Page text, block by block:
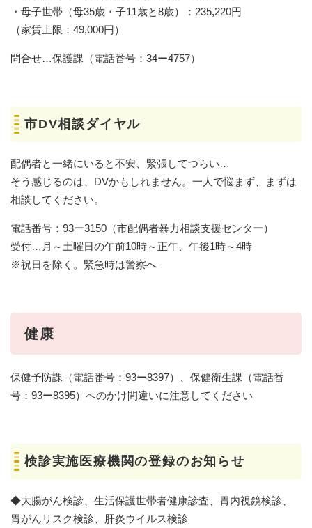
・母子世帯（母35歳・子11歳と8歳）：235,220円
（家賃上限：49,000円）
問合せ…保護課（電話番号：34ー4757）
市DV相談ダイヤル
配偶者と一緒にいると不安、緊張してつらい…
そう感じるのは、DVかもしれません。一人で悩まず、まずは
相談してください。
電話番号：93ー3150（市配偶者暴力相談支援センター）
受付…月～土曜日の午前10時～正午、午後1時～4時
※祝日を除く。緊急時は警察へ
健康
保健予防課（電話番号：93ー8397）、保健衛生課（電話番
号：93ー8395）へのかけ間違いに注意してください
検診実施医療機関の登録のお知らせ
◆大腸がん検診、生活保護世帯者健康診査、胃内視鏡検診、
胃がんリスク検診、肝炎ウイルス検診